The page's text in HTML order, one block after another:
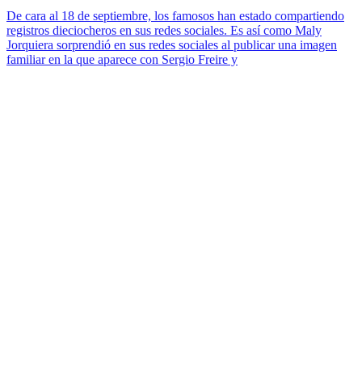
De cara al 18 de septiembre, los famosos han estado compartiendo
registros dieciocheros en sus redes sociales. Es así como Maly
Jorquiera sorprendió en sus redes sociales al publicar una imagen
familiar en la que aparece con Sergio Freire y